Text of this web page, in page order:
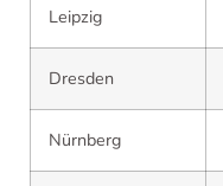
Leipzig
Dresden
Nürnberg